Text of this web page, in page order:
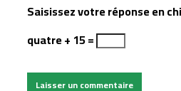
Saisissez votre réponse en
quatre + 15 =